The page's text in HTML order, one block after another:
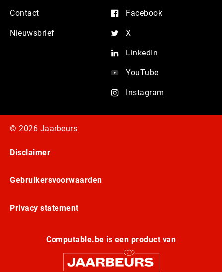
Contact
Nieuwsbrief
Facebook
X
LinkedIn
YouTube
Instagram
© 2026 Jaarbeurs
Disclaimer
Gebruikersvoorwaarden
Privacy statement
Computable.be is een product van